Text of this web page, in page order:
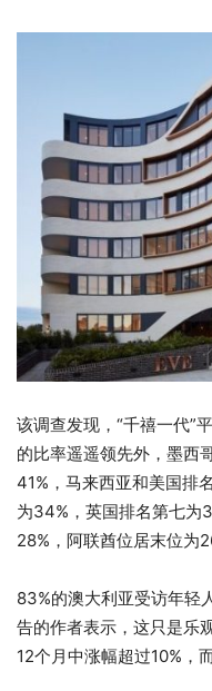
该调查发现，“千禧一代”
的比率遥遥领先外，墨西
41%，马来西亚和美国排
为34%，英国排名第七为
28%，阿联酋位居末位为
83%的澳大利亚受访年轻
告的作者表示，这只是乐
12个月中涨幅超过10%，